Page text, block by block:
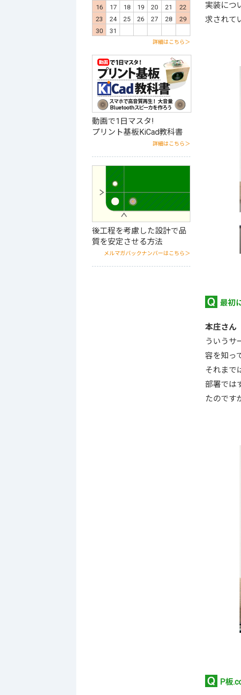
実装につ
求されて
最初
本庄さん
ういうサ
容を知っ
それまで
部署では
たのです
P板
16
17 18 19 20 21
22
23
24 25 26 27 28
29
30
31
21 22 23
28 29
t
詳細はこちら＞
動画で1日マスタ!
プリント基板KiCad教科書
詳細はこちら＞
後工程を考慮した設計で品
質を安定させる方法
メルマガバックナンバーはこちら＞